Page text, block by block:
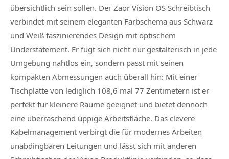
übersichtlich sein sollen. Der Zaor Vision OS Schreibtisch
verbindet mit seinem eleganten Farbschema aus Schwarz
und Weiß faszinierendes Design mit optischem
Understatement. Er fügt sich nicht nur gestalterisch in jede
Umgebung nahtlos ein, sondern passt mit seinen
kompakten Abmessungen auch überall hin: Mit einer
Tischplatte von lediglich 108,6 mal 77 Zentimetern ist er
perfekt für kleinere Räume geeignet und bietet dennoch
eine überraschend üppige Arbeitsfläche. Das clevere
Kabelmanagement verbirgt die für modernes Arbeiten
unabdingbaren Leitungen und lässt sich mit anderen